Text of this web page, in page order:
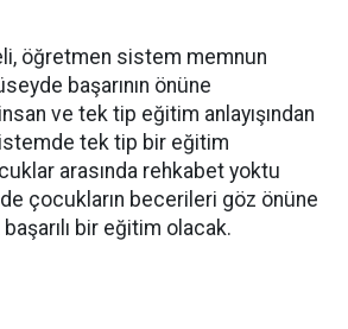
öğretmen sistem memnun
başarının önüne
ve tek tip eğitim anlayışından
tek tip bir eğitim
arasında rehkabet yoktu
çocukların becerileri göz önüne
başarılı bir eğitim olacak.